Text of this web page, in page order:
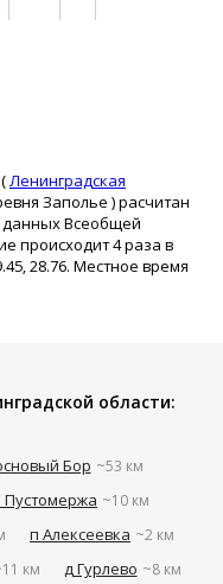
Ленинградская
Заполье ) расчитан
данных Всеобщей
происходит 4 раза в
28.76. Местное время
области:
Бор ~53 км
~10 км
п Алексеевка ~2 км
км д Гурлево ~8 км